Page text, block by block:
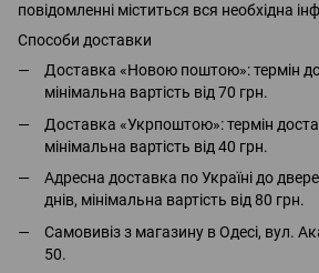
повідомленні міститься вся необхідна
Способи доставки
Доставка «Новою поштою»: термін
мінімальна вартість від 70 грн.
Доставка «Укрпоштою»: термін
мінімальна вартість від 40 грн.
Адресна доставка по Україні до
днів, мінімальна вартість від 80 грн.
Самовивіз з магазину в Одесі, вул.
50.